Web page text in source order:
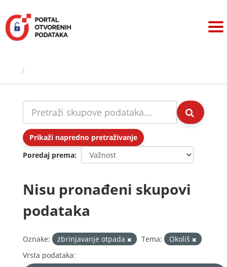
sadržaj
Prikaži napredno pretraživanje
Poredaj prema
Nisu pronađeni skupovi
podataka
Oznake: zbrinjavanje otpada Tema:
Okoliš
Vrsta podataka: